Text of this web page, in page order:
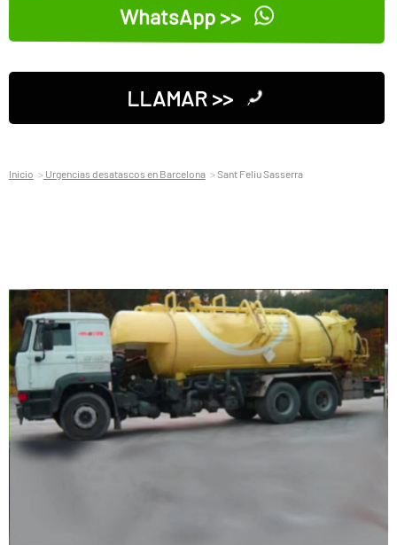
WhatsApp >>
LLAMAR >>
Inicio Urgencias desatascos en Barcelona Sant Feliu Sasserra